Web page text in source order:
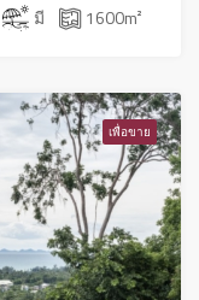
มี 1600m²
เพื่อขาย